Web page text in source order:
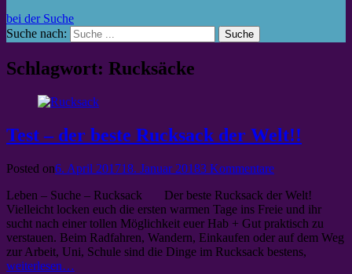
bei der Suche
Suche nach:
Schlagwort: Rucksäcke
Test – der beste Rucksack der Welt!!
Posted on6. April 201718. Januar 20183 Kommentare
Leben – Suche – Rucksack Der beste Rucksack der Welt!
Vielleicht locken euch die ersten warmen Tage ins Freie und ihr
sucht nach einer tollen Möglichkeit euer Hab + Gut praktisch zu
verstauen. Beim Radfahren, Wandern, Einkaufen oder auf dem Weg
zur Arbeit, Uni, Schule sind die Dinge im Rucksack bestens,
weiterlesen…